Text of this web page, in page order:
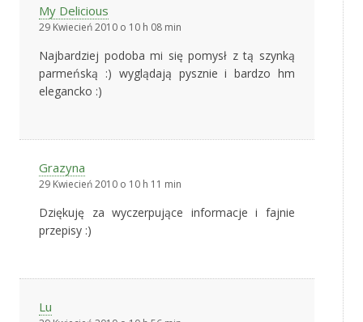
My Delicious
29 Kwiecień 2010 o 10 h 08 min
Najbardziej podoba mi się pomysł z tą szynką
parmeńską :) wyglądają pysznie i bardzo hm
elegancko :)
Grazyna
29 Kwiecień 2010 o 10 h 11 min
Dziękuję za wyczerpujące informacje i fajnie
przepisy :)
Lu